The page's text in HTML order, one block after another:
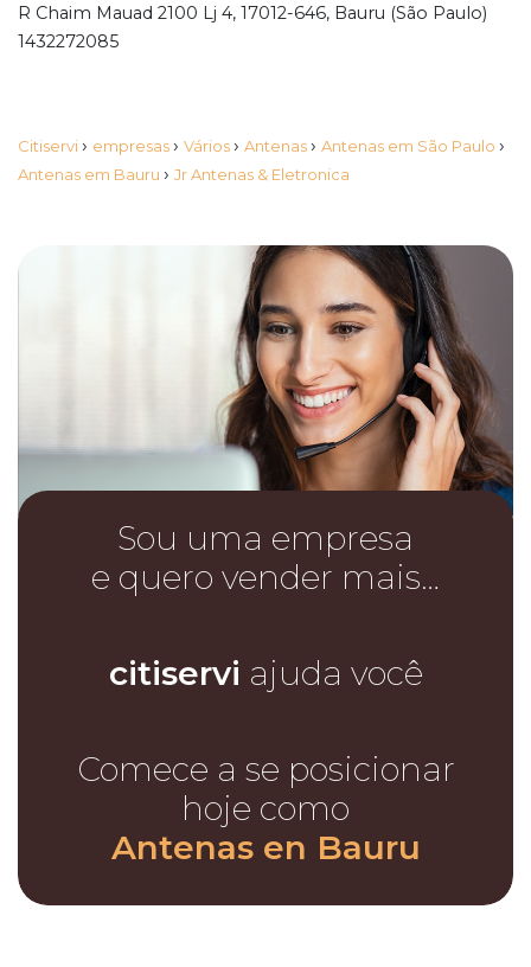
R Chaim Mauad 2100 Lj 4, 17012-646, Bauru (São Paulo)
1432272085
Citiservi › empresas › Vários › Antenas › Antenas em São Paulo ›
Antenas em Bauru › Jr Antenas & Eletronica
Sou uma empresa
e quero vender mais…
citiservi ajuda você
Comece a se posicionar
hoje como
Antenas en Bauru